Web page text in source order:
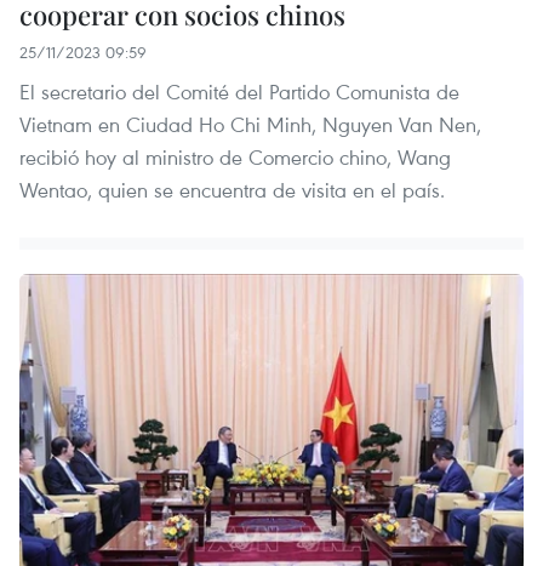
cooperar con socios chinos
25/11/2023 09:59
El secretario del Comité del Partido Comunista de
Vietnam en Ciudad Ho Chi Minh, Nguyen Van Nen,
recibió hoy al ministro de Comercio chino, Wang
Wentao, quien se encuentra de visita en el país.